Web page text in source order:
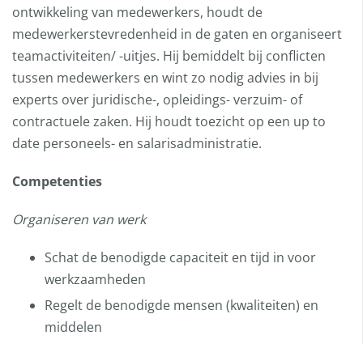
ontwikkeling van medewerkers, houdt de
medewerkerstevredenheid in de gaten en organiseert
teamactiviteiten/ -uitjes. Hij bemiddelt bij conflicten
tussen medewerkers en wint zo nodig advies in bij
experts over juridische-, opleidings- verzuim- of
contractuele zaken. Hij houdt toezicht op een up to
date personeels- en salarisadministratie.
Competenties
Organiseren van werk
Schat de benodigde capaciteit en tijd in voor
werkzaamheden
Regelt de benodigde mensen (kwaliteiten) en
middelen